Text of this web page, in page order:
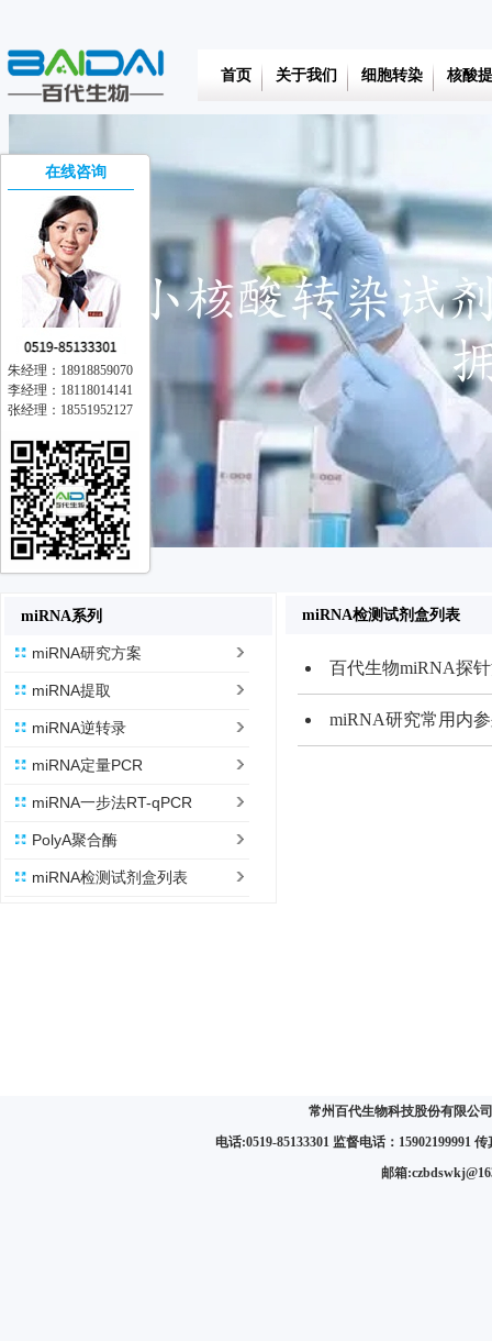
首页 关于我们 细胞转染 核酸
miRNA检测试剂盒列表
百代生物miRNA探
表 miRNA研究常用内
miRNA系列
miRNA研究方案
miRNA提取
miRNA逆转录
miRNA定量PCR
miRNA一步法RT-qPCR
PolyA聚合酶
miRNA检测试剂盒列表
常州百代生物科技股份有限公
电话:0519-85133301 监督电话：15902199991
邮箱
在线咨询
朱经理：18918859070
李经理：18118014141
张经理：18551952127
在线交流
离线留言